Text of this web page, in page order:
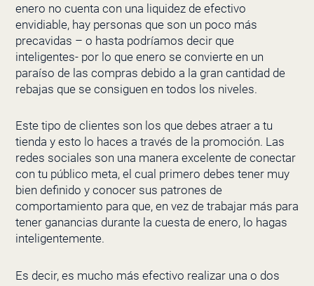
enero no cuenta con una liquidez de efectivo
envidiable, hay personas que son un poco más
precavidas – o hasta podríamos decir que
inteligentes- por lo que enero se convierte en un
paraíso de las compras debido a la gran cantidad de
rebajas que se consiguen en todos los niveles.
Este tipo de clientes son los que debes atraer a tu
tienda y esto lo haces a través de la promoción. Las
redes sociales son una manera excelente de conectar
con tu público meta, el cual primero debes tener muy
bien definido y conocer sus patrones de
comportamiento para que, en vez de trabajar más para
tener ganancias durante la cuesta de enero, lo hagas
inteligentemente.
Es decir, es mucho más efectivo realizar una o dos